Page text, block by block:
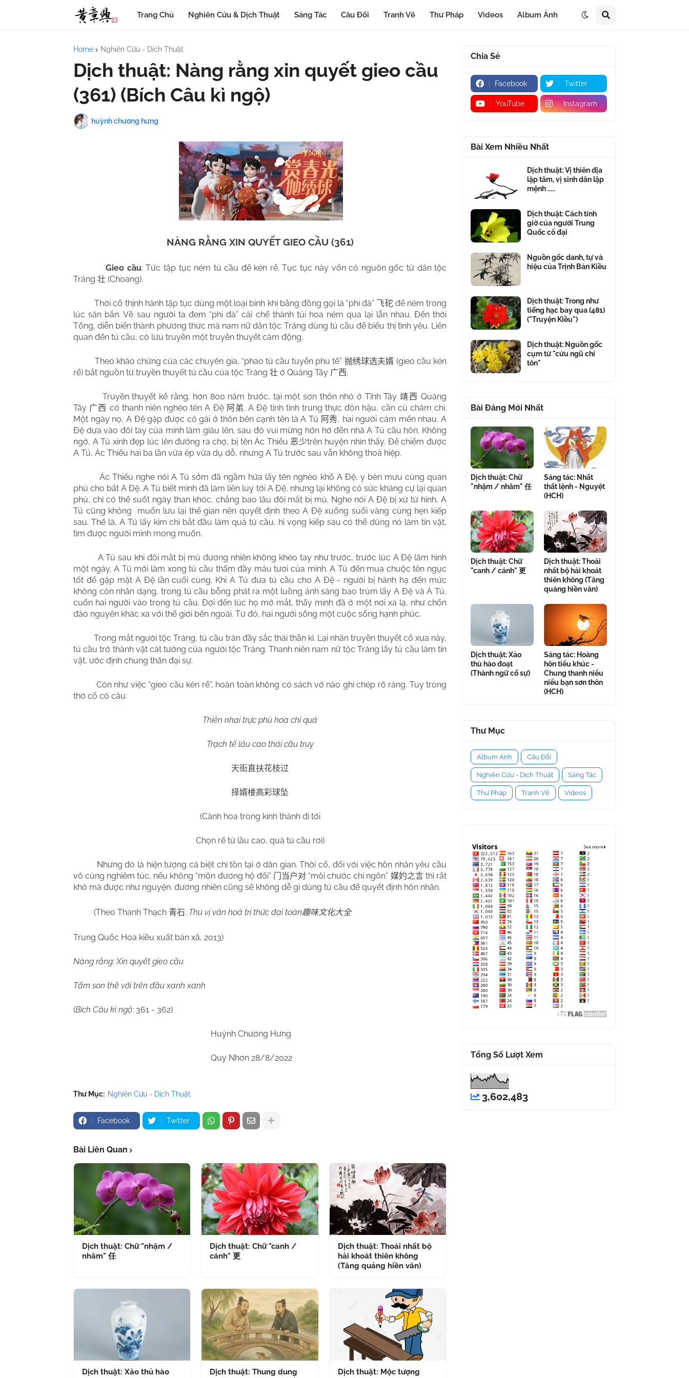
Trang Chủ Nghiên Cứu & Dịch Thuật Sáng Tác Câu Đối Tranh Vẽ Thư Pháp Videos Album Ảnh
Home Nghiên Cứu - Dịch Thuật
Dịch thuật: Nàng rằng xin quyết gieo cầu
(361) (Bích Câu kì ngộ)
huỳnh chương hưng
NÀNG RẰNG XIN QUYẾT GIEO CẦU (361)
Gieo cầu: Tức tập tục ném tú cầu để kén rể. Tục tục này vốn có nguôn gốc từ dân tộc
Tráng 壮 (Choang).
Thời cổ thịnh hành tập tục dùng một loại binh khí bằng đồng gọi là “phi đà” 飞砣để ném trong
lúc săn bắn. Về sau người ta đem “phi đà” cải chế thành túi hoa ném qua lại lẫn nhau. Đến thời
Tống, diễn biến thành phương thức mà nam nữ dân tộc Tráng dùng tú cầu để biểu thị tình yêu. Liên
quan đến tú cầu, có lưu truyền một truyền thuyết cảm động.
Theo khảo chứng của các chuyên gia, “phao tú cầu tuyển phu tế” 抛绣球选夫婿 (gieo cầu kén
rể) bắt nguồn từ truyền thuyết tú cầu của tộc Tráng 壮 ở Quảng Tây 广西.
Truyền thuyết kể rằng, hơn 800 năm trước, tại một sơn thôn nhỏ ở Tĩnh Tây靖西 Quảng
Tây 广西 có thanh niên nghèo tên A Đệ 阿弟. A Đệ tính tình trung thực đôn hậu, cần cù chăm chỉ.
Một ngày nọ, A Đệ gặp được cô gái ở thôn bên cạnh tên là A Tú 阿秀, hai người cảm mến nhau. A
Đệ dựa vào đôi tay của mình làm giàu lên, sau đó vui mừng hớn hở đến nhà A Tú cầu hôn. Không
ngờ, A Tú xinh đẹp lúc lên đường ra chợ, bị tên Ác Thiếu 恶少trên huyện nhìn thấy. Để chiếm được
A Tú, Ác Thiếu hai ba lần vừa ép vừa dụ dỗ, nhưng A Tú trước sau vẫn không thoả hiệp.
Ác Thiếu nghe nói A Tú sớm đã ngầm hứa lấy tên nghèo khổ A Đệ, y bèn mưu cùng quan
phủ cho bắt A Đệ. A Tú biết mình đã làm liên luỵ tới A Đệ, nhưng lại không có sức kháng cự lại quan
phủ, chỉ có thể suốt ngày than khóc, chẳng bao lâu đôi mắt bị mù. Nghe nói A Đệ bị xử tử hình, A
Tú cũng không muốn lưu lại thế gian nên quyết định theo A Đệ xuống suối vàng cùng hẹn kiếp
sau. Thế là, A Tú lấy kim chỉ bắt đầu làm quả tú cầu, hi vọng kiếp sau có thể dùng nó làm tín vật,
tìm được người mình mong muốn.
A Tú sau khi đôi mắt bị mù đương nhiên không khéo tay như trước, trước lúc A Đệ lâm hình
một ngày, A Tú mới làm xong tú cầu thấm đầy máu tươi của mình. A Tú đến mua chuộc tên ngục
tốt để gặp mặt A Đệ lần cuối cùng. Khi A Tú đưa tú cầu cho A Đệ - người bị hành hạ đến mức
không còn nhân dạng, trong tú cầu bỗng phát ra một luồng ánh sáng bao trùm lấy A Đệ và A Tú,
cuốn hai người vào trong tú cầu. Đợi đến lúc họ mở mắt, thấy mình đã ở một nơi xa lạ, như chốn
đào nguyên khác xa với thế giới bên ngoài. Từ đó, hai người sống một cuộc sống hạnh phúc.
Trong mắt người tộc Tráng, tú cầu tràn đầy sắc thái thần kì. Lại nhân truyền thuyết cổ xưa này,
tú cầu trở thành vật cát tường của người tộc Tráng. Thanh niên nam nữ tộc Tráng lấy tú cầu làm tín
vật, ước định chung thân đại sự.
Còn như việc “gieo cầu kén rể”, hoàn toàn không có sách vở nào ghi chép rõ ràng. Tuy trong
thơ cổ có câu:
Thiên nhai trực phù hoa chi quá
Trạch tế lâu cao thái cầu truỵ
天街直扶花枝过
择婿楼高彩球坠
(Cành hoa trong kinh thành đi tới
Chọn rể từ lầu cao, quả tú cầu rơi)
Nhưng đó là hiện tượng cá biệt chỉ tồn tại ở dân gian. Thời cổ, đối với việc hôn nhân yêu cầu
vô cùng nghiêm túc, nếu không “môn đương hộ đối” 门当户对 “môi chước chi ngôn” 媒妁之言 thì rất
khó mà được như nguyện. đương nhiên cũng sẽ không dễ gì dùng tú cầu để quyết định hôn nhân.
(Theo Thanh Thạch 青石: Thú vị văn hoá tri thức đại toàn趣味文化大全
Trung Quốc Hoa kiều xuất bản xã, 2013)
Nàng rằng: Xin quyết gieo cầu
Tấm son thề với trên đầu xanh xanh
(Bích Câu kì ngộ: 361 - 362)
Huỳnh Chương Hưng
Quy Nhơn 28/8/2022
Thư Mục: Nghiên Cứu - Dịch Thuật
Facebook Twitter
Bài Liên Quan
Dịch thuật: Chữ "nhậm /
nhâm" 任
Dịch thuật: Chữ "canh /
cánh" 更
Dịch thuật: Thoái nhất bộ
hải khoát thiên không
(Tăng quảng hiền văn)
Dịch thuật: Xảo thủ hào
Dịch thuật: Thung dung
Dịch thuật: Mộc tượng
Chia Sẻ
Facebook Twitter
YouTube Instagram
Bài Xem Nhiều Nhất
Dịch thuật: Vị thiên địa
lập tâm, vị sinh dân lập
mệnh .....
Dịch thuật: Cách tính
giờ của người Trung
Quốc cổ đại
Nguồn gốc danh, tự và
hiệu của Trịnh Bản Kiều
Dịch thuật: Trong như
tiếng hạc bay qua (481)
("Truyện Kiều")
Dịch thuật: Nguồn gốc
cụm từ "cửu ngũ chí
tôn"
Bài Đăng Mới Nhất
Dịch thuật: Chữ
"nhậm / nhâm" 任
Sáng tác: Nhất
thất lệnh - Nguyệt
(HCH)
Dịch thuật: Chữ
"canh / cánh" 更
Dịch thuật: Thoái
nhất bộ hải khoát
thiên không (Tăng
quảng hiền văn)
Dịch thuật: Xảo
thủ hào đoạt
(Thành ngữ cố sự)
Sáng tác: Hoàng
hôn tiểu khúc -
Chung thanh niểu
niểu bạn sơn thôn
(HCH)
Thư Mục
Album Ảnh Câu Đối
Nghiên Cứu - Dịch Thuật Sáng Tác
Thư Pháp Tranh Vẽ Videos
Tổng Số Lượt Xem
3,602,483